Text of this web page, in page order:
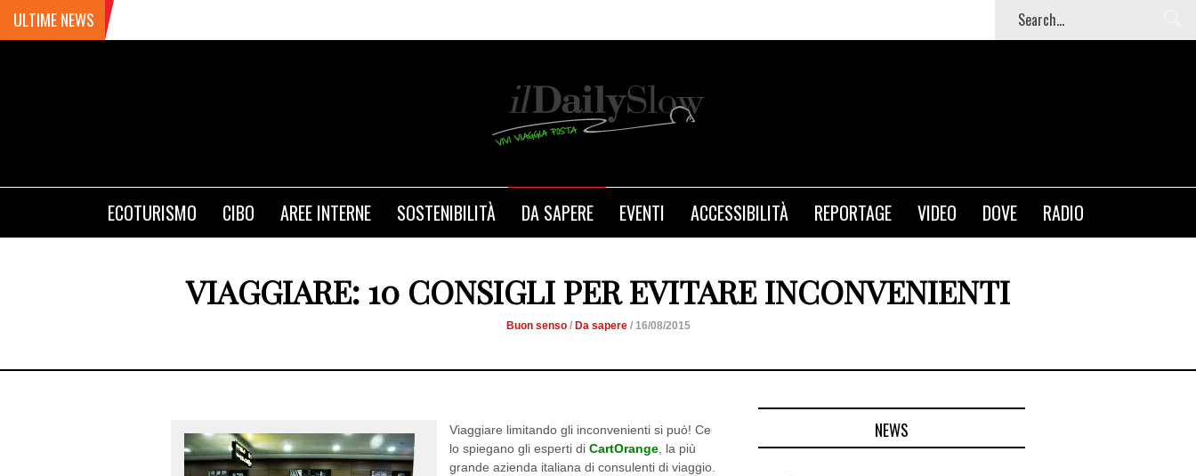
ULTIME NEWS
ECOTURISMO CIBO AREE INTERNE SOSTENIBILITÀ DA SAPERE EVENTI ACCESSIBILITÀ REPORTAGE VIDEO DOVE RADIO
VIAGGIARE: 10 CONSIGLI PER EVITARE INCONVENIENTI
Buon senso/ Da sapere/ 16/08/2015
Viaggiare limitando gli inconvenienti si può! Ce
lo spiegano gli esperti di CartOrange, la più
grande azienda italiana di consulenti di viaggio.
NEWS